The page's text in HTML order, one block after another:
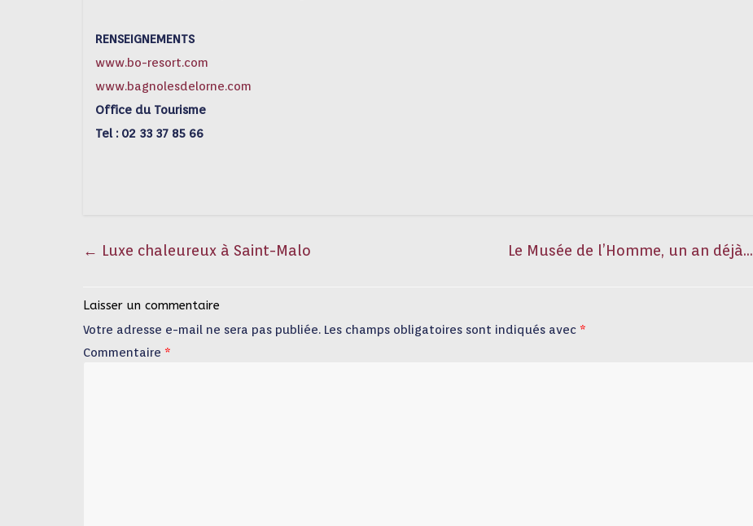
RENSEIGNEMENTS
www.bo-resort.com
www.bagnolesdelorne.com
Office du Tourisme
Tel : 02 33 37 85 66
← Luxe chaleureux à Saint-Malo Le Musée de l’Homme, un an déjà…
Laisser un commentaire
Votre adresse e-mail ne sera pas publiée. Les champs obligatoires sont indiqués avec *
Commentaire *